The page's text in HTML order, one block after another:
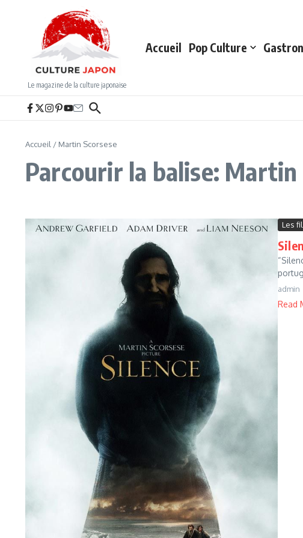
Le magazine de la culture japonaise
Accueil Pop Culture
Accueil / Martin Scorsese
Parcourir la balise: Martin
Les
admin
Read